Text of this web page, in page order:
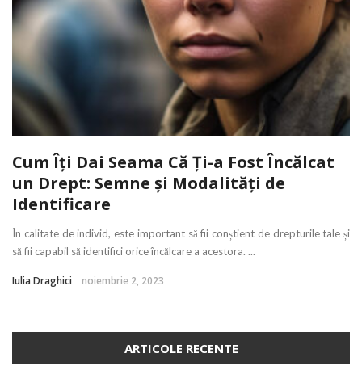
Cum Îți Dai Seama Că Ți-a Fost Încălcat
un Drept: Semne și Modalități de
Identificare
În calitate de individ, este important să fii conștient de drepturile tale și
să fii capabil să identifici orice încălcare a acestora. ...
Iulia Draghici noiembrie 2, 2023
ARTICOLE RECENTE